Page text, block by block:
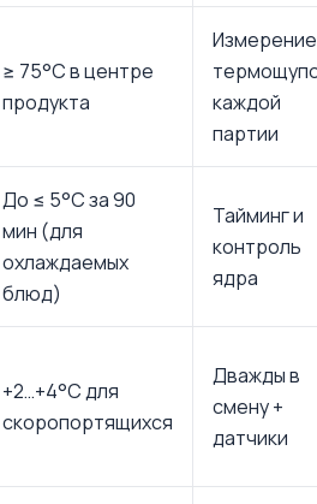
≥ 75°C в центре
продукта
Измерение
каждой
партии
До ≤ 5°C за 90
мин (для
охлаждаемых
блюд)
Тайминг и
контроль
ядра
+2…+4°C для
скоропортящихся
Дважды в
смену +
датчики